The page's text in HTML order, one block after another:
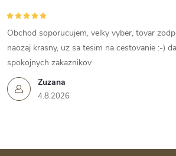
Zuzana
4.8.2026
Obchod soporucujem, velky vyber, tovar
naozaj krasny, uz sa tesim na cestovanie :-)
spokojnych zakaznikov